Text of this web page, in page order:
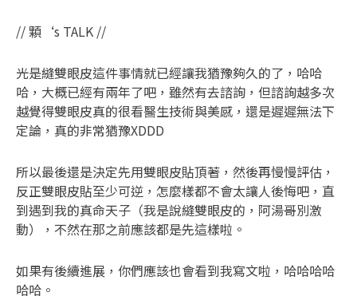
// 顆‘s TALK //
光是縫雙眼皮這件事情就已經讓我猶豫夠久的了，哈哈
哈，大概已經有兩年了吧，雖然有去諮詢，但諮詢越多次
越覺得雙眼皮真的很看醫生技術與美感，還是遲遲無法下
定論，真的非常猶豫XDDD
所以最後還是決定先用雙眼皮貼頂著，然後再慢慢評估，
反正雙眼皮貼至少可逆，怎麼樣都不會太讓人後悔吧，直
到遇到我的真命天子（我是說縫雙眼皮的，阿湯哥別激
動），不然在那之前應該都是先這樣啦。
如果有後續進展，你們應該也會看到我寫文啦，哈哈哈哈
哈哈。